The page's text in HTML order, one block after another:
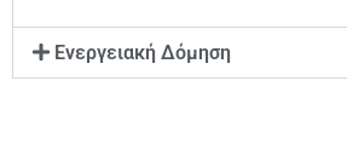
Ενεργειακή Δόμηση